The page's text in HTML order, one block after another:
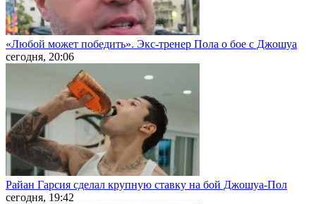
«Любой может победить». Экс-тренер Пола о бое с Джошуа
сегодня, 20:06
Райан Гарсия сделал крупную ставку на бой Джошуа-Пол
сегодня, 19:42